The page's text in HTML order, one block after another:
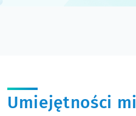
Umiejętności